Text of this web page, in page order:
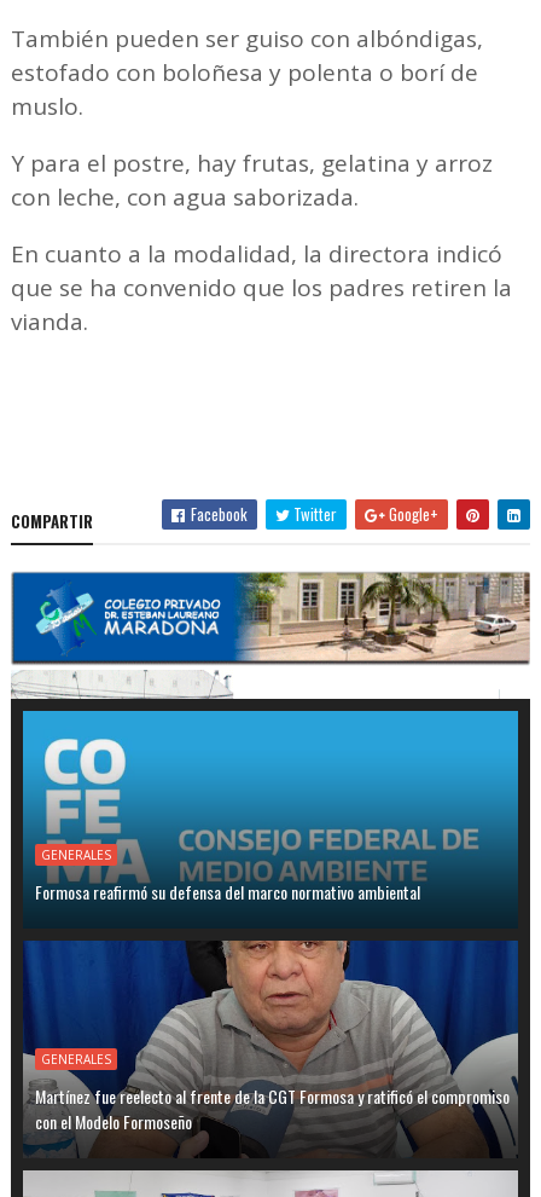
También pueden ser guiso con albóndigas,
estofado con boloñesa y polenta o borí de
muslo.
Y para el postre, hay frutas, gelatina y arroz
con leche, con agua saborizada.
En cuanto a la modalidad, la directora indicó
que se ha convenido que los padres retiren la
vianda.
COMPARTIR Facebook Twitter Google+
GENERALES
Formosa reafirmó su defensa del marco normativo ambiental
GENERALES
Martínez fue reelecto al frente de la CGT Formosa y ratificó el compromiso
con el Modelo Formoseño